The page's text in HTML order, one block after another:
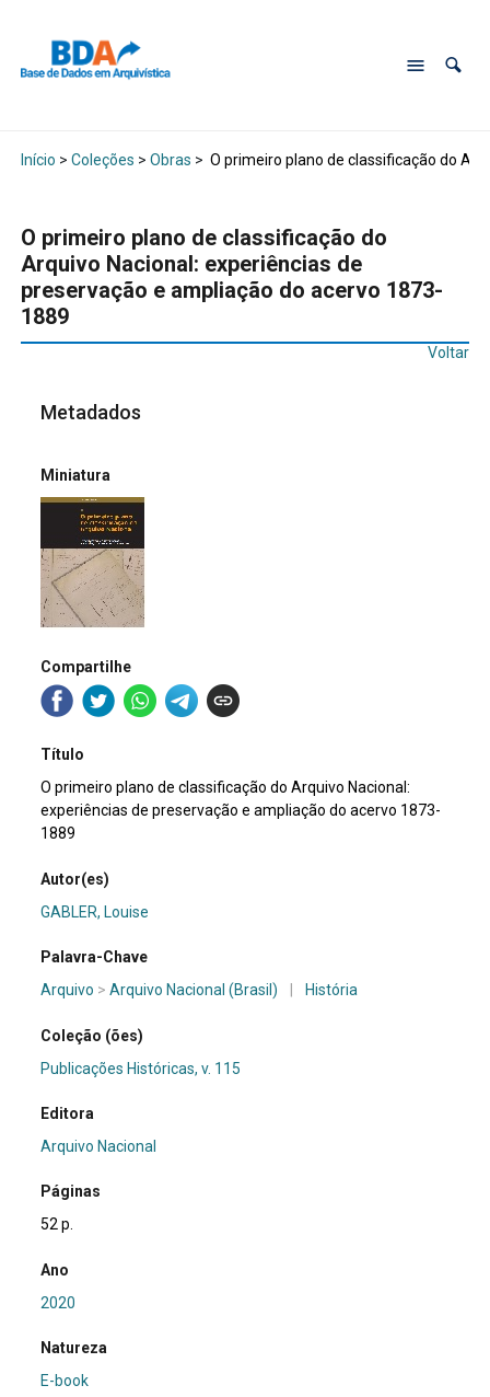
Início > Coleções > Obras > O primeiro plano de classificação do
O primeiro plano de classificação do
Arquivo Nacional: experiências de
preservação e ampliação do acervo 1873-
1889
Voltar
Metadados
Miniatura
Compartilhe
Título
O primeiro plano de classificação do Arquivo Nacional:
experiências de preservação e ampliação do acervo 1873-
1889
Autor(es)
GABLER, Louise
Palavra-Chave
Arquivo >Arquivo Nacional (Brasil) História
Coleção (ões)
Publicações Históricas, v. 115
Editora
Arquivo Nacional
Páginas
52 p.
Ano
2020
Natureza
E-book